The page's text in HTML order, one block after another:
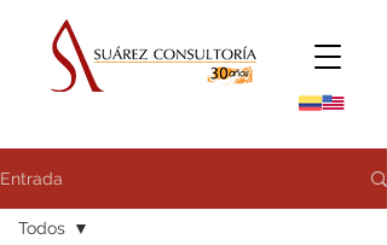
Entrada
Todos